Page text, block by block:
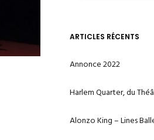
ARTICLES RÉCENTS
Annonce 2022
Harlem Quarter, du
Alonzo King – Lines